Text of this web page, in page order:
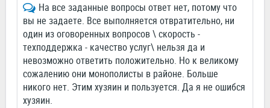
На все заданные вопросы ответ нет, потому что
вы не задаете. Все выполняется отвратительно, ни
один из оговоренных вопросов \ скорость -
техподдержка - качество услуг\ нельзя да и
невозможно ответить положительно. Но к великому
сожалению они монополисты в районе. Больше
никого нет. Этим хузяин и пользуется. Да я не ошибся
хузяин.